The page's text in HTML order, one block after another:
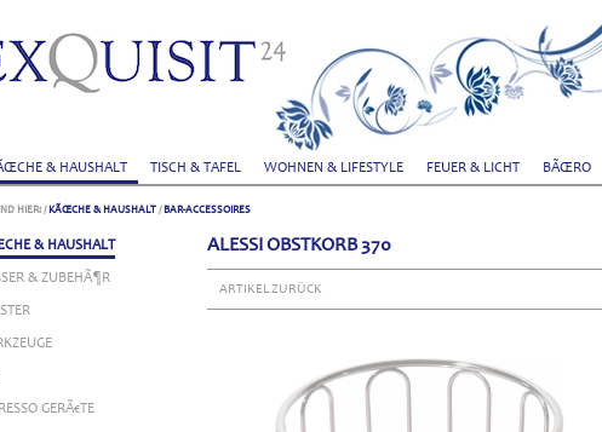
& HAUSHALT TISCH & TAFEL WOHNEN & LIFESTYLE FEUER & LICHT BÃŒRO
HIER: / KÃŒCHE & HAUSHALT / BAR-ACCESSOIRES
& HAUSHALT
& ZUBEHÃ¶R
GERÃ€TE
ALESSI OBSTKORB 370
ARTIKEL ZURÜCK